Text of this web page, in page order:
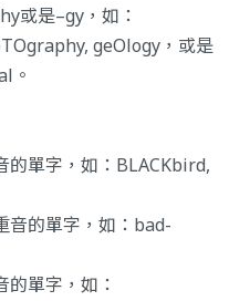
或是–gy，如：
geOlogy，或是
。
的單字，如：BLACKbird,
音的單字，如：bad-
單字，如：